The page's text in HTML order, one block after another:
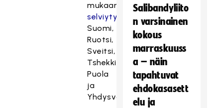
mukaan
selviytyivät
Suomi,
Ruotsi,
Sveitsi,
Tshekki,
Puola
ja
Yhdysvallat.
Salibandyliito
n varsinainen
kokous
marraskuuss
a – näin
tapahtuvat
ehdokasasett
elu ja